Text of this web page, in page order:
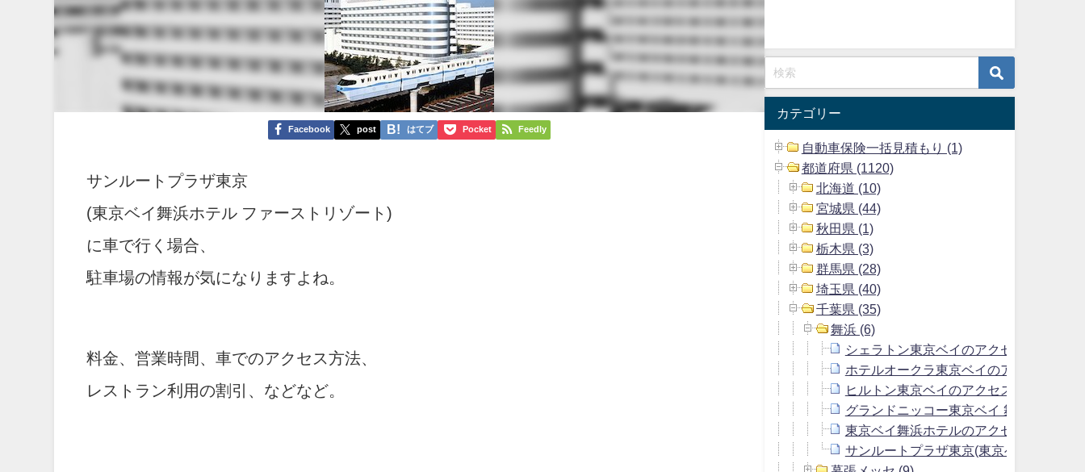
Facebook post はてブ Pocket Feedly
サンルートプラザ東京
(東京ベイ舞浜ホテル ファーストリゾート)
に車で行く場合、
駐車場の情報が気になりますよね。
料金、営業時間、車でのアクセス方法、
レストラン利用の割引、などなど。
カテゴリー
自動車保険一括見積もり (1)
都道府県 (1120)
北海道 (10)
宮城県 (44)
秋田県 (1)
栃木県 (3)
群馬県 (28)
埼玉県 (40)
千葉県 (35)
舞浜 (6)
シェラトン東京ベイのアクセス方法＆駐
ホテルオークラ東京ベイのアクセス方法
ヒルトン東京ベイのアクセス方法＆駐車
グランドニッコー東京ベイ 舞浜のアク
東京ベイ舞浜ホテルのアクセス方法＆駐
サンルートプラザ東京(東京ベイ舞浜ホ